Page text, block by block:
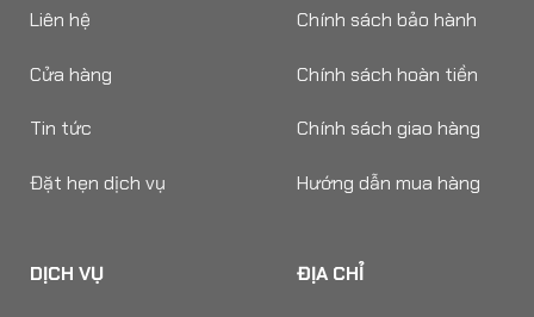
Liên hệ
Cửa hàng
Tin tức
Đặt hẹn dịch vụ
Chính sách bảo hành
Chính sách hoàn tiền
Chính sách giao hàng
Hướng dẫn mua hàng
DỊCH VỤ ĐỊA CHỈ